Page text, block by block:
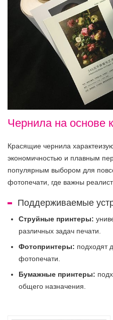
Чернила на основе
Красящие чернила
экономичностью и плавным
популярным выбором для
фотопечати, где важны
Поддерживаемые
Струйные принтеры:
различных задач печати.
Фотопринтеры: подходят
фотопечати.
Бумажные принтеры:
общего назначения.